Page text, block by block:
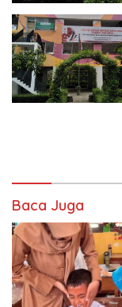
Baca Juga